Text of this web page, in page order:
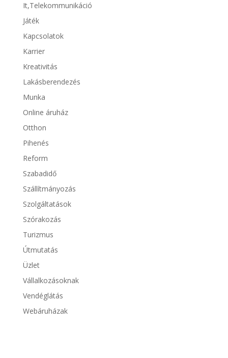
It,Telekommunikáció
Játék
Kapcsolatok
Karrier
Kreativitás
Lakásberendezés
Munka
Online áruház
Otthon
Pihenés
Reform
Szabadidő
Szállítmányozás
Szolgáltatások
Szórakozás
Turizmus
Útmutatás
Üzlet
Vállalkozásoknak
Vendéglátás
Webáruházak